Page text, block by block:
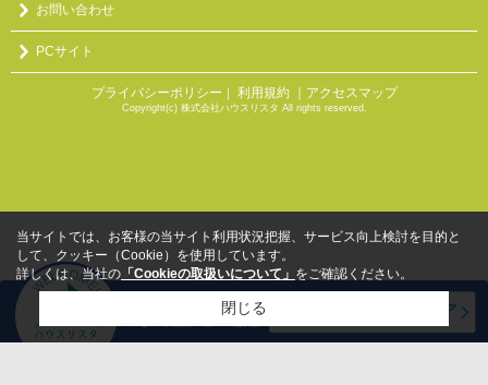
お問い合わせ
PCサイト
プライバシーポリシー ｜ 利用規約 ｜アクセスマップ
Copyright(c) 株式会社ハウスリスタ All rights reserved.
当サイトでは、お客様の当サイト利用状況把握、サービス向上検討を目的と
して、クッキー（Cookie）を使用しています。
詳しくは、当社の 「Cookieの取扱いについて」 をご確認ください。
閉じる